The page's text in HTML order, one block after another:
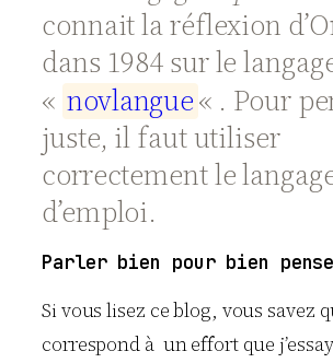
connait la réflexion
dans 1984 sur le
« novlangue« . Pour
juste, il faut utiliser
correctement le
d’emploi.
Parler bien pour bien
Si vous lisez ce blog, vous savez
correspond à un effort que